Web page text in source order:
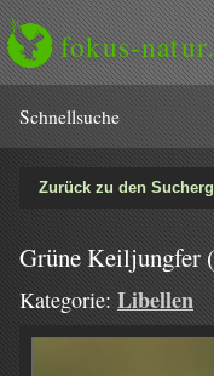
fokus-
Schnell­suche
Zurück zu den
Grüne Keiljungfer
Kategorie: Libellen